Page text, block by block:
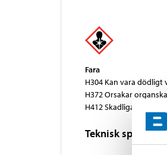
Fara
H304 Kan vara
H372 Orsakar
H412 Skadliga
Teknisk